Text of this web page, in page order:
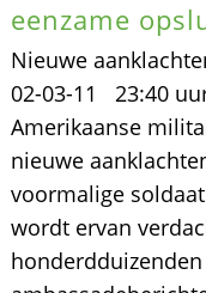
eenzame
Nieuwe
02-03-11 23:40
Amerikaanse
nieuwe
voormalige
wordt ervan